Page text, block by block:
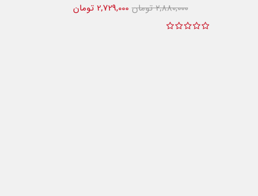
2,729,000 تومان
2,880,000 تومان